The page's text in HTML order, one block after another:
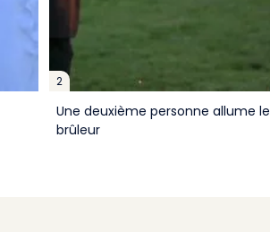
2
Une deuxième personne allume le
brûleur